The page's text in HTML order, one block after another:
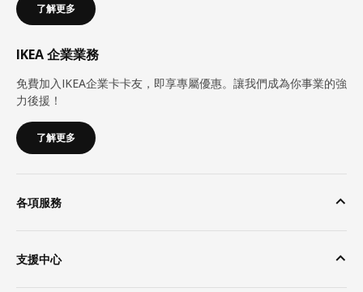
了解更多
IKEA 企業業務
免費加入IKEA企業卡卡友，即享專屬優惠。讓我們成為你事業的強
力後援！
了解更多
各項服務
支援中心